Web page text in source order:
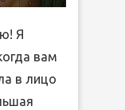
Я
вам
в лицо